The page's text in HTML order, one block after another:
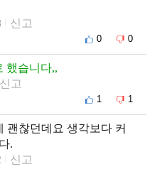
신고
0 0
했습니다,,
신고
1 1
괜찮던데요 생각보다 커
.
신고